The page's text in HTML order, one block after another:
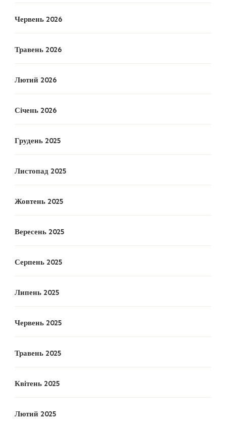
Червень 2026
Травень 2026
Лютий 2026
Січень 2026
Грудень 2025
Листопад 2025
Жовтень 2025
Вересень 2025
Серпень 2025
Липень 2025
Червень 2025
Травень 2025
Квітень 2025
Лютий 2025